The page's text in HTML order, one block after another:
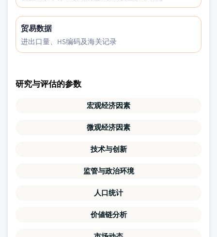
贸易数据
进出口量、HS编码及海关记录
研究与评估的参数
宏观经济因素
微观经济因素
技术与创新
监管与政治环境
人口统计
价値链分析